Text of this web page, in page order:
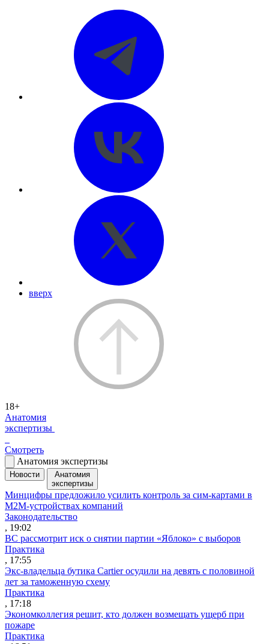
вверх
18+
Анатомия
экспертизы
Смотреть
Анатомия экспертизы
Новости
Анатомия
экспертизы
Минцифры предложило усилить контроль за сим-картами в
M2M-устройствах компаний
Законодательство
, 19:02
ВС рассмотрит иск о снятии партии «Яблоко» с выборов
Практика
, 17:55
Экс-владельца бутика Cartier осудили на девять с половиной
лет за таможенную схему
Практика
, 17:18
Экономколлегия решит, кто должен возмещать ущерб при
пожаре
Практика